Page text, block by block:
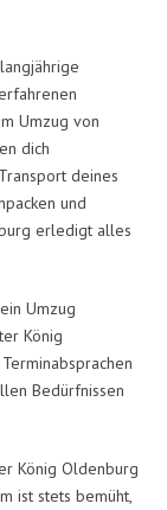
Umzug von
dich
deines
und
erledigt alles
Umzug
König
Bedürfnissen
König Oldenburg
ist stets bemüht,